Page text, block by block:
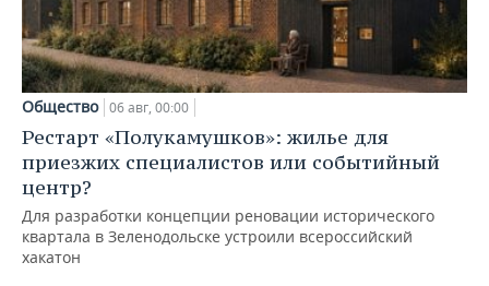
Общество 06 авг, 00:00
Рестарт «Полукамушков»: жилье для
приезжих специалистов или событийный
центр?
Для разработки концепции реновации исторического
квартала в Зеленодольске устроили всероссийский
хакатон